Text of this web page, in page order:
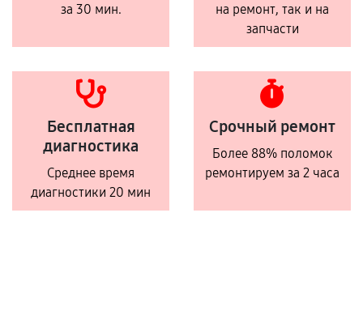
за 30 мин.
на ремонт, так и на
запчасти
Бесплатная
диагностика
Среднее время
диагностики 20 мин
Срочный ремонт
Более 88% поломок
ремонтируем за 2 часа